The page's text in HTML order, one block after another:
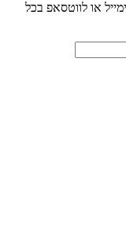
או לווטסאפ בכל